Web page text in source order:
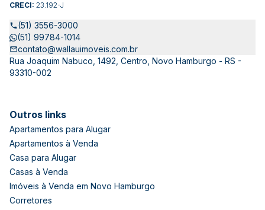
CRECI: 23.192-J
(51) 3556-3000
(51) 99784-1014
contato@wallauimoveis.com.br
Rua Joaquim Nabuco, 1492, Centro, Novo Hamburgo - RS -
93310-002
Outros links
Apartamentos para Alugar
Apartamentos à Venda
Casa para Alugar
Casas à Venda
Imóveis à Venda em Novo Hamburgo
Corretores